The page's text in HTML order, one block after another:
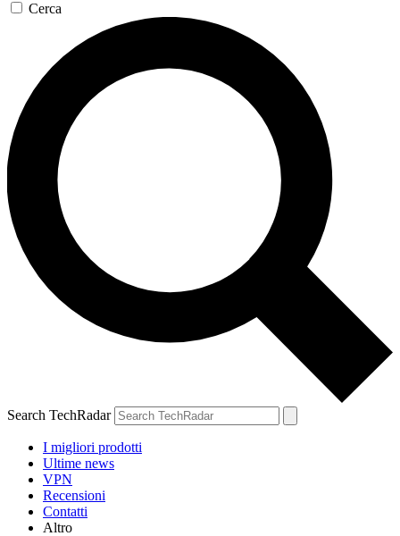
Cerca
Search TechRadar
I migliori prodotti
Ultime news
VPN
Recensioni
Contatti
Altro